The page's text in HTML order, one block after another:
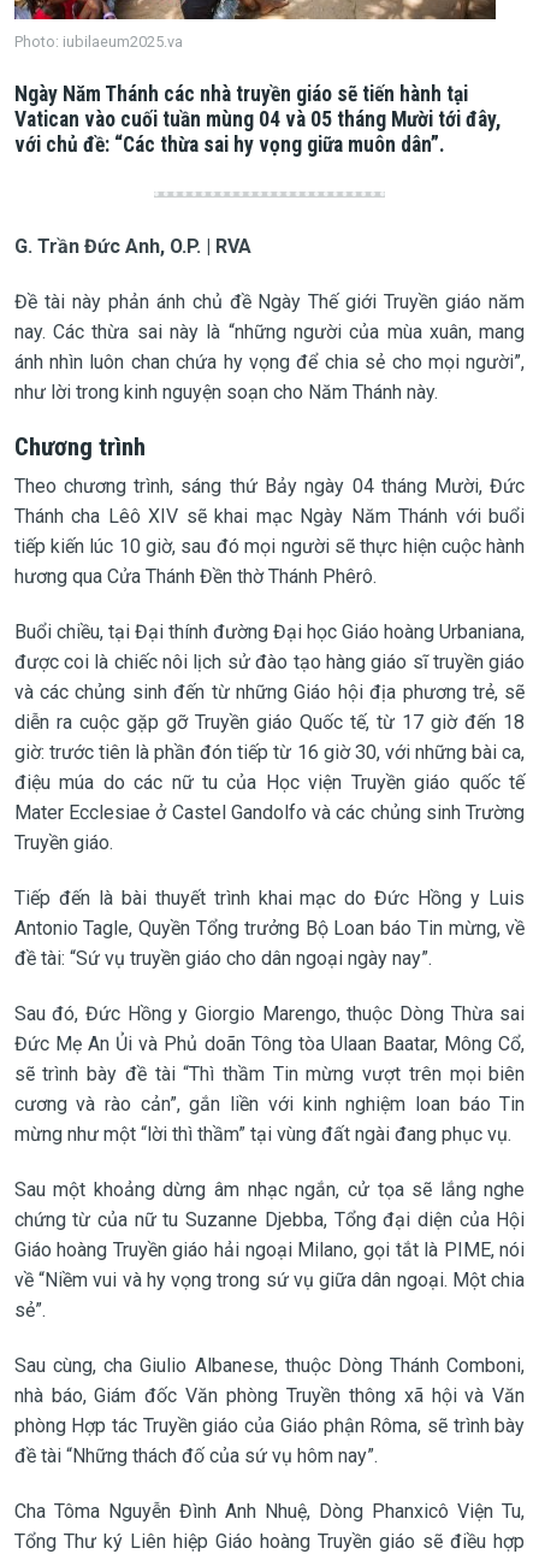
Photo: iubilaeum2025.va
Ngày Năm Thánh các nhà truyền giáo sẽ tiến hành tại
Vatican vào cuối tuần mùng 04 và 05 tháng Mười tới đây,
với chủ đề: “Các thừa sai hy vọng giữa muôn dân”.
G. Trần Đức Anh, O.P. | RVA
Đề tài này phản ánh chủ đề Ngày Thế giới Truyền giáo năm
nay. Các thừa sai này là “những người của mùa xuân, mang
ánh nhìn luôn chan chứa hy vọng để chia sẻ cho mọi người”,
như lời trong kinh nguyện soạn cho Năm Thánh này.
Chương trình
Theo chương trình, sáng thứ Bảy ngày 04 tháng Mười, Đức
Thánh cha Lêô XIV sẽ khai mạc Ngày Năm Thánh với buổi
tiếp kiến lúc 10 giờ, sau đó mọi người sẽ thực hiện cuộc hành
hương qua Cửa Thánh Đền thờ Thánh Phêrô.
Buổi chiều, tại Đại thính đường Đại học Giáo hoàng Urbaniana,
được coi là chiếc nôi lịch sử đào tạo hàng giáo sĩ truyền giáo
và các chủng sinh đến từ những Giáo hội địa phương trẻ, sẽ
diễn ra cuộc gặp gỡ Truyền giáo Quốc tế, từ 17 giờ đến 18
giờ: trước tiên là phần đón tiếp từ 16 giờ 30, với những bài ca,
điệu múa do các nữ tu của Học viện Truyền giáo quốc tế
Mater Ecclesiae ở Castel Gandolfo và các chủng sinh Trường
Truyền giáo.
Tiếp đến là bài thuyết trình khai mạc do Đức Hồng y Luis
Antonio Tagle, Quyền Tổng trưởng Bộ Loan báo Tin mừng, về
đề tài: “Sứ vụ truyền giáo cho dân ngoại ngày nay”.
Sau đó, Đức Hồng y Giorgio Marengo, thuộc Dòng Thừa sai
Đức Mẹ An Ủi và Phủ doãn Tông tòa Ulaan Baatar, Mông Cổ,
sẽ trình bày đề tài “Thì thầm Tin mừng vượt trên mọi biên
cương và rào cản”, gắn liền với kinh nghiệm loan báo Tin
mừng như một “lời thì thầm” tại vùng đất ngài đang phục vụ.
Sau một khoảng dừng âm nhạc ngắn, cử tọa sẽ lắng nghe
chứng từ của nữ tu Suzanne Djebba, Tổng đại diện của Hội
Giáo hoàng Truyền giáo hải ngoại Milano, gọi tắt là PIME, nói
về “Niềm vui và hy vọng trong sứ vụ giữa dân ngoại. Một chia
sẻ”.
Sau cùng, cha Giulio Albanese, thuộc Dòng Thánh Comboni,
nhà báo, Giám đốc Văn phòng Truyền thông xã hội và Văn
phòng Hợp tác Truyền giáo của Giáo phận Rôma, sẽ trình bày
đề tài “Những thách đố của sứ vụ hôm nay”.
Cha Tôma Nguyễn Đình Anh Nhuệ, Dòng Phanxicô Viện Tu,
Tổng Thư ký Liên hiệp Giáo hoàng Truyền giáo sẽ điều hợp